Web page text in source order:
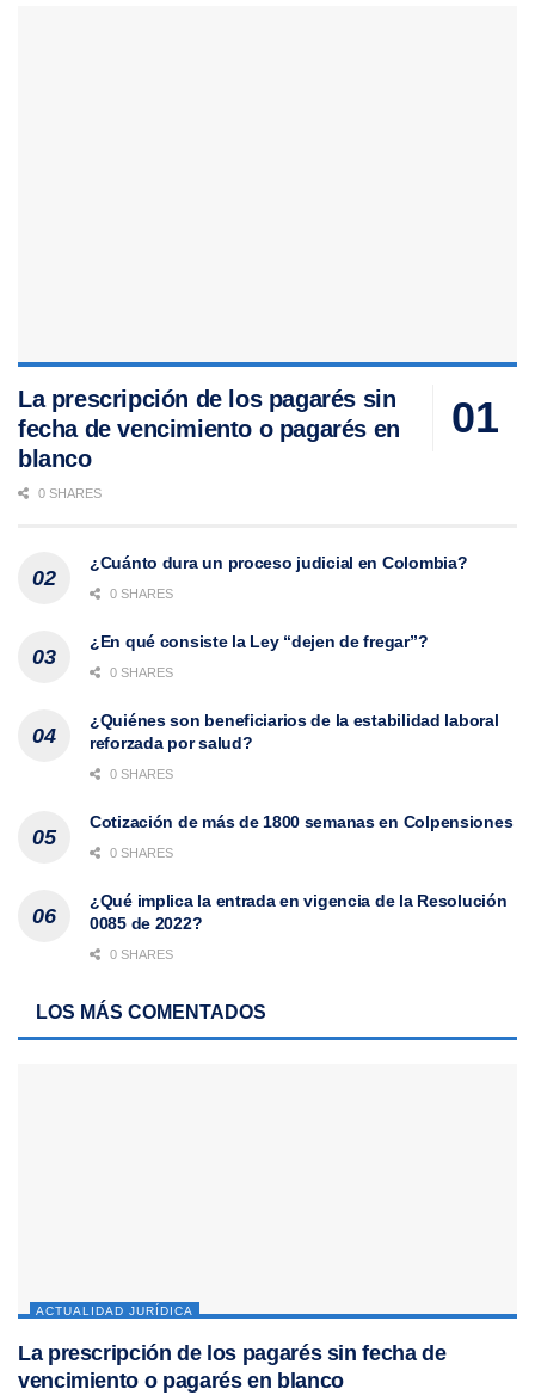
La prescripción de los pagarés sin
fecha de vencimiento o pagarés en
blanco
0 SHARES
¿Cuánto dura un proceso judicial en Colombia?
0 SHARES
¿En qué consiste la Ley “dejen de fregar”?
0 SHARES
¿Quiénes son beneficiarios de la estabilidad laboral
reforzada por salud?
0 SHARES
Cotización de más de 1800 semanas en Colpensiones
0 SHARES
¿Qué implica la entrada en vigencia de la Resolución
0085 de 2022?
0 SHARES
LOS MÁS COMENTADOS
ACTUALIDAD JURÍDICA
La prescripción de los pagarés sin fecha de
vencimiento o pagarés en blanco